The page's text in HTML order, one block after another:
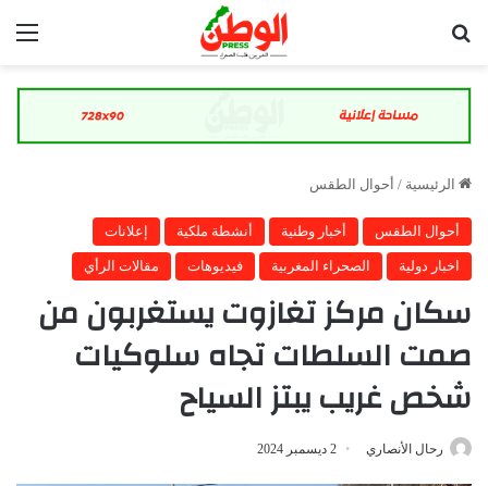
الرئيسية / أحوال الطقس
أحوال الطقس أخبار وطنية أنشطة ملكية إعلانات
اخبار دولية الصحراء المغربية فيديوهات مقالات الرأي
سكان مركز تغازوت يستغربون من
صمت السلطات تجاه سلوكيات
شخص غريب يبتز السياح
رحال الأنصاري 2 ديسمبر 2024